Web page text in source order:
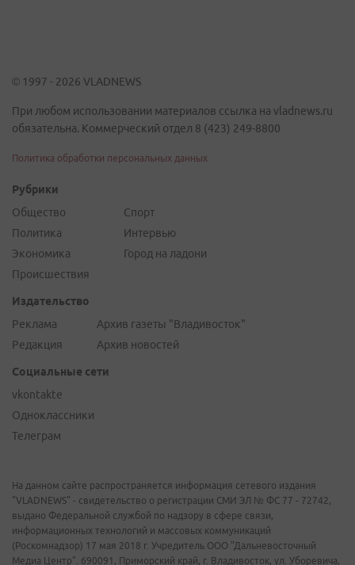
© 1997 - 2026 VLADNEWS
При любом использовании материалов ссылка на vladnews.ru
обязательна. Коммерческий отдел 8 (423) 249-8800
Политика обработки персональных данных
Рубрики
Общество
Политика
Экономика
Происшествия
Спорт
Интервью
Город на ладони
Издательство
Реклама
Редакция
Архив газеты "Владивосток"
Архив новостей
Социальные сети
vkontakte
Одноклассники
Телеграм
На данном сайте распространяется информация сетевого издания
"VLADNEWS" - свидетельство о регистрации СМИ ЭЛ № ФС 77 - 72742,
выдано Федеральной службой по надзору в сфере связи,
информационных технологий и массовых коммуникаций
(Роскомнадзор) 17 мая 2018 г. Учредитель ООО "Дальневосточный
Медиа Центр". 690091, Приморский край, г. Владивосток, ул. Уборевича,